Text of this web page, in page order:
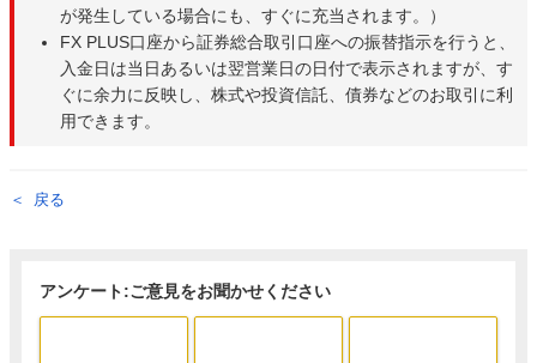
が発生している場合にも、すぐに充当されます。）
FX PLUS口座から証券総合取引口座への振替指示を行うと、
入金日は当日あるいは翌営業日の日付で表示されますが、す
ぐに余力に反映し、株式や投資信託、債券などのお取引に利
用できます。
戻る
アンケート:ご意見をお聞かせください